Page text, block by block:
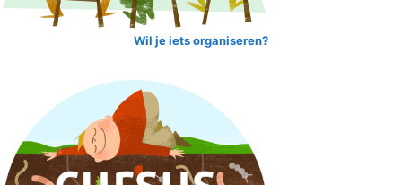
Wil je iets organiseren?